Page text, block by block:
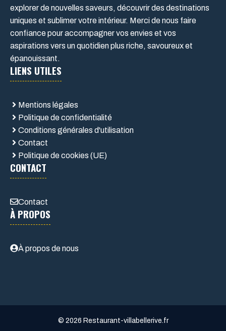
explorer de nouvelles saveurs, découvrir des destinations
uniques et sublimer votre intérieur. Merci de nous faire
confiance pour accompagner vos envies et vos
aspirations vers un quotidien plus riche, savoureux et
épanouissant.
LIENS UTILES
Mentions légales
Politique de confidentialité
Conditions générales d'utilisation
Contact
Politique de cookies (UE)
CONTACT
Contact
À PROPOS
À propos de nous
© 2026 Restaurant-villabellerive.fr